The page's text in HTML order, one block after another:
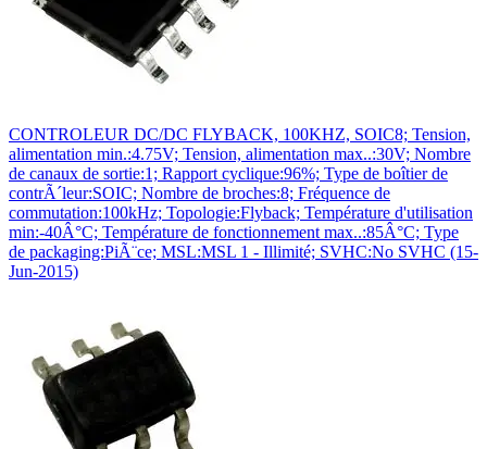
CONTROLEUR DC/DC FLYBACK, 100KHZ, SOIC8; Tension,
alimentation min.:4.75V; Tension, alimentation max..:30V; Nombre
de canaux de sortie:1; Rapport cyclique:96%; Type de boîtier de
contrÃ´leur:SOIC; Nombre de broches:8; Fréquence de
commutation:100kHz; Topologie:Flyback; Température d'utilisation
min:-40Â°C; Température de fonctionnement max..:85Â°C; Type
de packaging:PiÃ¨ce; MSL:MSL 1 - Illimité; SVHC:No SVHC (15-
Jun-2015)